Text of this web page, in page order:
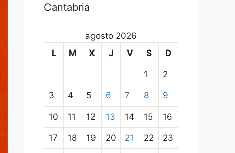
Cantabria
agosto 2026
L
M X J V S D
1 2
3 4 5 6 7 8 9
10 11 12 13 14 15 16
17 18 19 20 21 22 23